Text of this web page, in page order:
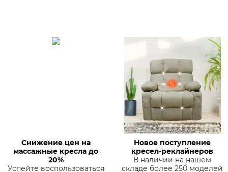
Снижение цен на
массажные кресла до
20%
Успейте воспользоваться
Новое поступление
кресел-реклайнеров
В наличии на нашем
складе более 250 моделей